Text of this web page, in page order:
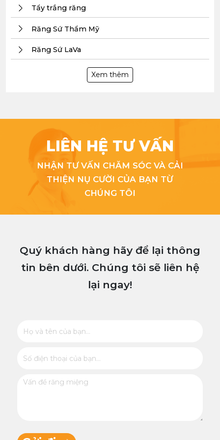
Tẩy trắng răng
Răng Sứ Thẩm Mỹ
Răng Sứ LaVa
Xem thêm
LIÊN HỆ TƯ VẤN
NHẬN TƯ VẤN CHĂM SÓC VÀ CẢI
THIỆN NỤ CƯỜI CỦA BẠN TỪ
CHÚNG TÔI
Quý khách hàng hãy để lại thông
tin bên dưới. Chúng tôi sẽ liên hệ
lại ngay!